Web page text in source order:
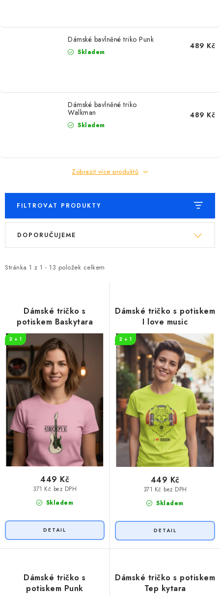
Dámské bavlněné triko Punk
Skladem
489 Kč
Dámské bavlněné triko
Walkman
Skladem
489 Kč
Zobrazit více produktů
FILTROVAT PRODUKTY
V
i
d
u
k
t
ů
Stránka 1 z 1 - 13 položek celkem
Ř
e
o
d
u
k
t
ů
DOPORUČUJEME
Dámské tričko s
potiskem Baskytara
2 + 1
Skladem
371 Kč bez DPH
449 Kč
Dámské tričko s potiskem
I love music
2 + 1
Skladem
371 Kč bez DPH
449 Kč
Dámské tričko s
potiskem Punk
Dámské tričko s potiskem
Tep kytara